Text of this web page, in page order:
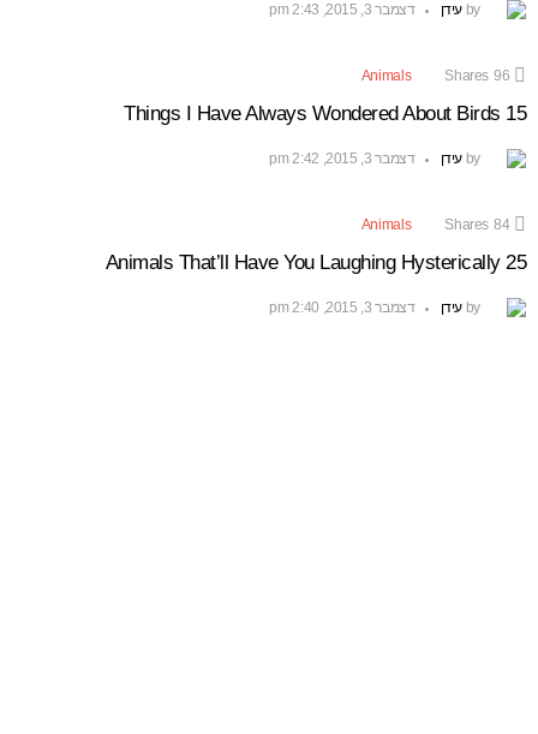
by עידן דצמבר 3, 2015, 2:43 pm
96
Shares
Animals
15 Things I Have Always Wondered About Birds
by עידן דצמבר 3, 2015, 2:42 pm
84
Shares
Animals
25 Animals That’ll Have You Laughing Hysterically
by עידן דצמבר 3, 2015, 2:40 pm